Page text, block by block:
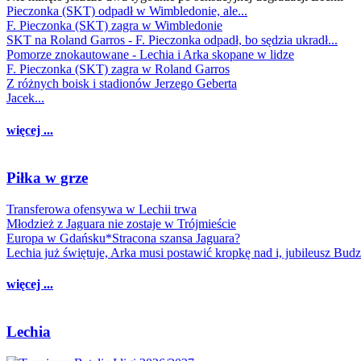
Pieczonka (SKT) odpadł w Wimbledonie, ale...
F. Pieczonka (SKT) zagra w Wimbledonie
SKT na Roland Garros - F. Pieczonka odpadł, bo sędzia ukradł...
Pomorze znokautowane - Lechia i Arka skopane w lidze
F. Pieczonka (SKT) zagra w Roland Garros
Z różnych boisk i stadionów Jerzego Geberta
Jacek...
więcej ...
Piłka w grze
Transferowa ofensywa w Lechii trwa
Młodzież z Jaguara nie zostaje w Trójmieście
Europa w Gdańsku*Stracona szansa Jaguara?
Lechia już świętuje, Arka musi postawić kropkę nad i, jubileusz
więcej ...
Lechia